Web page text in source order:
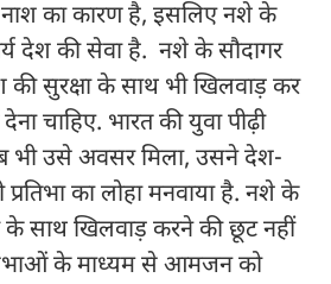
का कारण है, इसलिए नशे के
देश की सेवा है. नशे के सौदागर
सुरक्षा के साथ भी खिलवाड़ कर
चाहिए. भारत की युवा पीढ़ी
भी उसे अवसर मिला, उसने देश-
का लोहा मनवाया है. नशे के
के साथ खिलवाड़ करने की छूट नहीं
के माध्यम से आमजन को